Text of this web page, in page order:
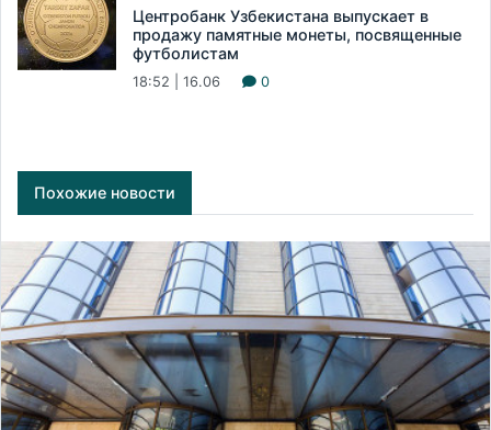
Центробанк Узбекистана выпускает в
продажу памятные монеты, посвященные
футболистам
18:52 | 16.06 0
Похожие новости